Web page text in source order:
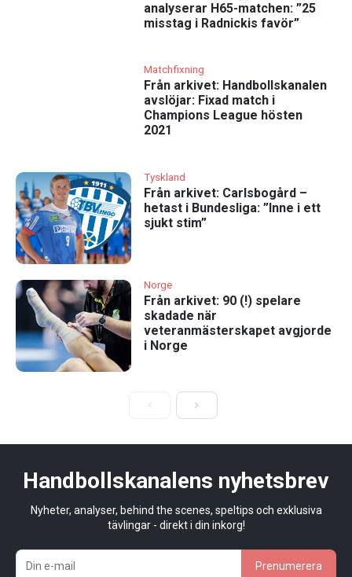
analyserar H65-matchen: ”25
misstag i Radnickis favör”
Matchfixning
Från arkivet: Handbollskanalen
avslöjar: Fixad match i
Champions League hösten
2021
Tyskland
Från arkivet: Carlsbogård –
hetast i Bundesliga: ”Inne i ett
sjukt stim”
Norge
Från arkivet: 90 (!) spelare
skadade när
veteranmästerskapet avgjorde
i Norge
Handbollskanalens nyhetsbrev
Nyheter, analyser, behind the scenes, speltips och exklusiva
tävlingar - direkt i din inkorg!
Prenumerera